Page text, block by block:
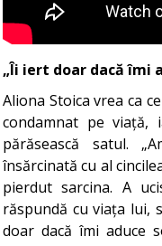
„Îi iert doar dacă îmi
Aliona Stoica vrea ca
condamnat pe viață,
părăsească satul.
însărcinată cu al
pierdut sarcina. A
răspundă cu viața lui,
doar dacă îmi aduce